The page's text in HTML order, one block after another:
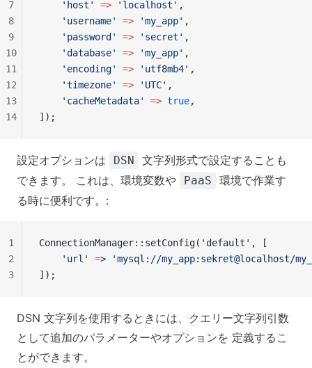
    'host'
=> 'localhost' ,
    'username'
=> 'my_app' ,
    'password'
=> 'secret' ,
    'database'
=> 'my_app' ,
    'encoding'
=> 'utf8mb4' ,
    'timezone'
=> 'UTC' ,
    'cacheMetadata'
=> true,
]);
7
8
9
10
11
12
13
14
設定オプションは DSN
文字列形式で設定することも
できます。 これは、環境変数や
PaaS
環境で作業す
る時に便利です。:
ConnectionManager::setConfig('default', [
    'url'
=> 'mysql://my_app:sekret@localhost/
]);
1
2
3
DSN 文字列を使用するときには、クエリー文字列引数
として追加のパラメーターやオプションを 定義するこ
とができます。